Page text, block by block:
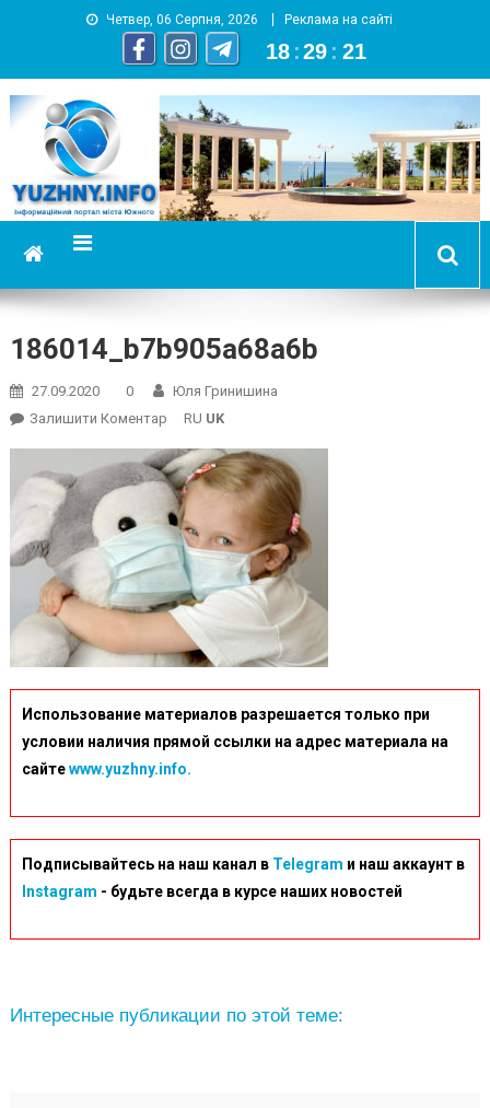
Четвер, 06 Серпня, 2026 Реклама на сайті
18 :29 : 22
YUZHNY.INFO
информационный портал города Южный
186014_b7b905a68a6b
27.09.2020 0
Юля Гринишина
Залишити КоментарOn RU UK
Использование материалов разрешается только при
условии наличия прямой ссылки на адрес материала на
сайтеwww.yuzhny.info.
Подписывайтесь на наш канал в Telegram и наш аккаунт в
Instagram - будьте всегда в курсе наших новостей
Интересные публикации по этой теме: